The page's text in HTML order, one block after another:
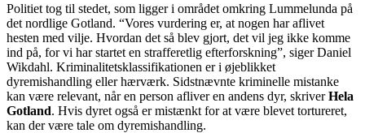
Politiet tog til stedet, som ligger i området omkring Lummelunda på
det nordlige Gotland. “Vores vurdering er, at nogen har aflivet
hesten med vilje. Hvordan det så blev gjort, det vil jeg ikke komme
ind på, for vi har startet en strafferetlig efterforskning”, siger Daniel
Wikdahl. Kriminalitetsklassifikationen er i øjeblikket
dyremishandling eller hærværk. Sidstnævnte kriminelle mistanke
kan være relevant, når en person afliver en andens dyr, skriverHela
Gotland. Hvis dyret også er mistænkt for at være blevet tortureret,
kan der være tale om dyremishandling.